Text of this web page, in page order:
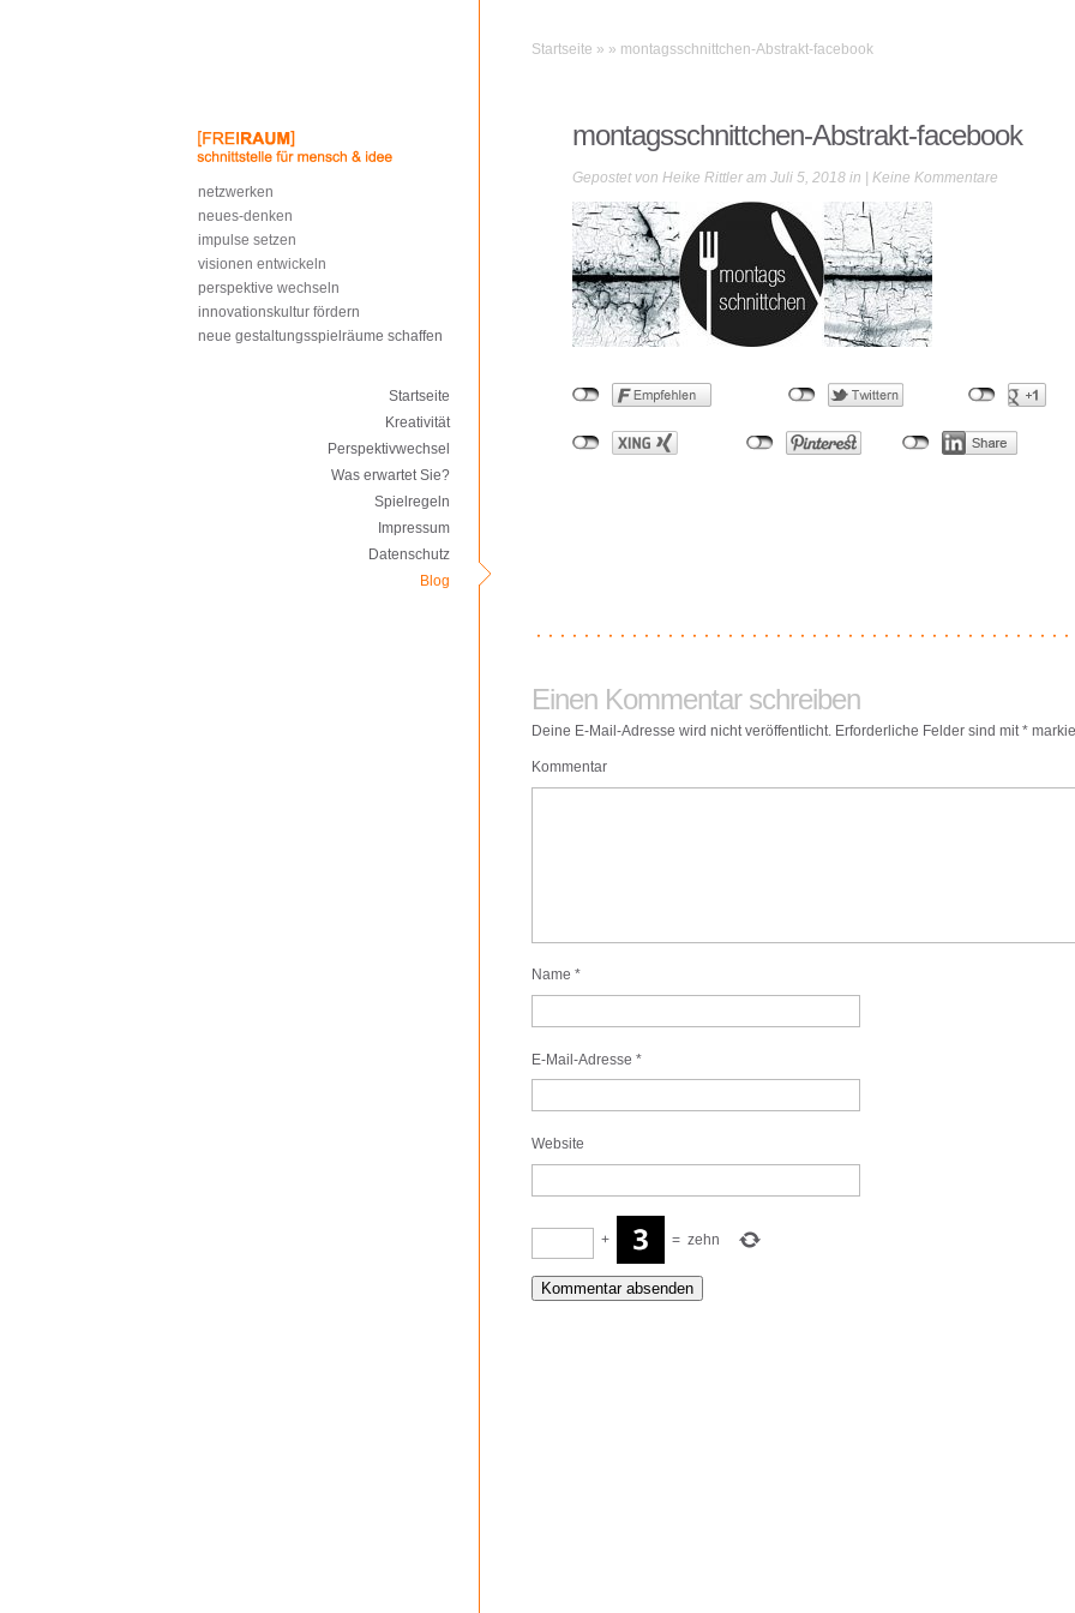
netzwerken
neues-denken
impulse setzen
visionen entwickeln
perspektive wechseln
innovationskultur fördern
neue gestaltungsspielräume schaffen
Startseite
Kreativität
Perspektivwechsel
Was erwartet Sie?
Spielregeln
Impressum
Datenschutz
Blog
Startseite » » montagsschnittchen-Abstrakt-facebook
montagsschnittchen-Abstrakt-facebook
Gepostet vonHeike Rittler am Juli 5, 2018 in |Keine Kommentare
Einen Kommentar schreiben
Deine E-Mail-Adresse wird nicht veröffentlicht. Erforderliche Felder sind mit*
Kommentar
Name*
E-Mail-Adresse*
Website
+ = zehn